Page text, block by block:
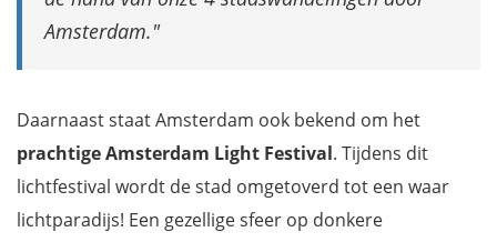
Amsterdam.
Daarnaast staat Amsterdam ook bekend om het
prachtige Amsterdam Light Festival. Tijdens dit
lichtfestival wordt de stad omgetoverd tot een waar
lichtparadijs! Een gezellige sfeer op donkere